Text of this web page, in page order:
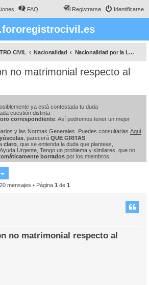
FAQ Identificarse
Registrarse
CIVIL Nacionalidad Nacionalidad por la Ley de Memoria DEMOCRÁTICA
no matrimonial respecto al
ya está contestada tu duda
cuestión distinta
correspondiente: Así podremos tener un mejor
y las Normas Generales. Puedes consultarlas Aquí
, parecerá QUE GRITAS
claro , que se entienda la duda que planteas,
Urgente, Tengo un problema y similares, que no
borrados por los miembros.
20 mensajes • Página 1 de 1
no matrimonial respecto al